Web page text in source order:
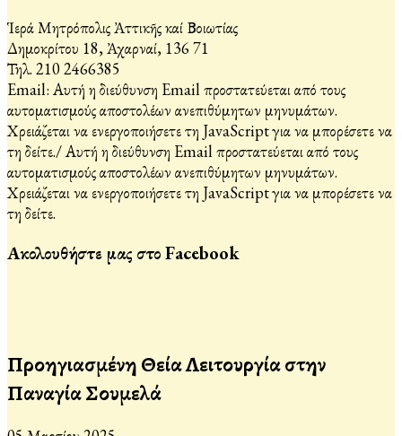
Ἱερά Μητρόπολις Ἀττικῆς καί Βοιωτίας
Δημοκρίτου 18, Ἀχαρναί, 136 71
Τηλ. 210 2466385
Email: Αυτή η διεύθυνση Email προστατεύεται από τους
αυτοματισμούς αποστολέων ανεπιθύμητων μηνυμάτων.
Χρειάζεται να ενεργοποιήσετε τη JavaScript για να μπορέσετε να
τη δείτε./Αυτή η διεύθυνση Email προστατεύεται από τους
αυτοματισμούς αποστολέων ανεπιθύμητων μηνυμάτων.
Χρειάζεται να ενεργοποιήσετε τη JavaScript για να μπορέσετε να
τη δείτε.
Ακολουθήστε μας στο Facebook
Προηγιασμένη Θεία Λειτουργία στην
Παναγία Σουμελά